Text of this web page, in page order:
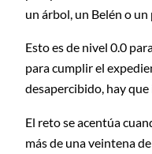
un árbol, un Belén o un
Esto es de nivel 0.0
para cumplir el
desapercibido, hay que
El reto se acentúa
más de una veintena